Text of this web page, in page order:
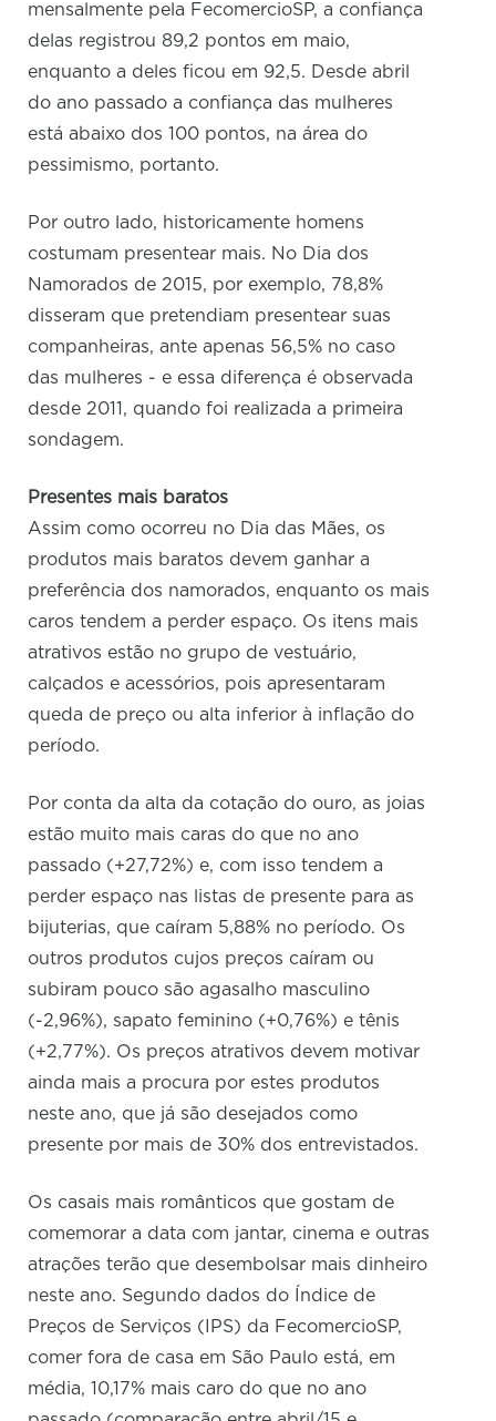
mensalmente pela FecomercioSP, a confiança
delas registrou 89,2 pontos em maio,
enquanto a deles ficou em 92,5. Desde abril
do ano passado a confiança das mulheres
está abaixo dos 100 pontos, na área do
pessimismo, portanto.
Por outro lado, historicamente homens
costumam presentear mais. No Dia dos
Namorados de 2015, por exemplo, 78,8%
disseram que pretendiam presentear suas
companheiras, ante apenas 56,5% no caso
das mulheres - e essa diferença é observada
desde 2011, quando foi realizada a primeira
sondagem.
Presentes mais baratos
Assim como ocorreu no Dia das Mães, os
produtos mais baratos devem ganhar a
preferência dos namorados, enquanto os mais
caros tendem a perder espaço. Os itens mais
atrativos estão no grupo de vestuário,
calçados e acessórios, pois apresentaram
queda de preço ou alta inferior à inflação do
período.
Por conta da alta da cotação do ouro, as joias
estão muito mais caras do que no ano
passado (+27,72%) e, com isso tendem a
perder espaço nas listas de presente para as
bijuterias, que caíram 5,88% no período. Os
outros produtos cujos preços caíram ou
subiram pouco são agasalho masculino
(-2,96%), sapato feminino (+0,76%) e tênis
(+2,77%). Os preços atrativos devem motivar
ainda mais a procura por estes produtos
neste ano, que já são desejados como
presente por mais de 30% dos entrevistados.
Os casais mais românticos que gostam de
comemorar a data com jantar, cinema e outras
atrações terão que desembolsar mais dinheiro
neste ano. Segundo dados do Índice de
Preços de Serviços (IPS) da FecomercioSP,
comer fora de casa em São Paulo está, em
média, 10,17% mais caro do que no ano